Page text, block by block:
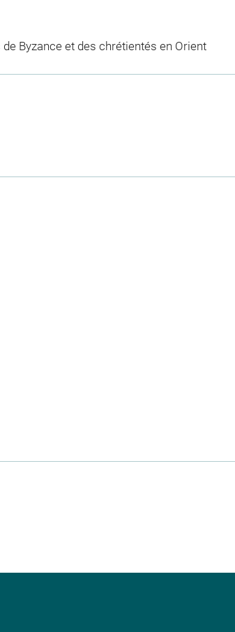
Byzance et des chrétientés en Orient